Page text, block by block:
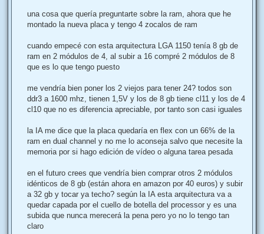
j
una cosa que quería preguntarte sobre la ram, ahora que he
montado la nueva placa y tengo 4 zocalos de ram
cuando empecé con esta arquitectura LGA 1150 tenía 8 gb de
ram en 2 módulos de 4, al subir a 16 compré 2 módulos de 8
que es lo que tengo puesto
me vendría bien poner los 2 viejos para tener 24? todos son
ddr3 a 1600 mhz, tienen 1,5V y los de 8 gb tiene cl11 y los de 4
cl10 que no es diferencia apreciable, por tanto son casi iguales
la IA me dice que la placa quedaría en flex con un 66% de la
ram en dual channel y no me lo aconseja salvo que necesite la
memoria por si hago edición de vídeo o alguna tarea pesada
en el futuro crees que vendría bien comprar otros 2 módulos
idénticos de 8 gb (están ahora en amazon por 40 euros) y subir
a 32 gb y tocar ya techo? según la IA esta arquitectura va a
quedar capada por el cuello de botella del processor y es una
subida que nunca merecerá la pena pero yo no lo tengo tan
claro